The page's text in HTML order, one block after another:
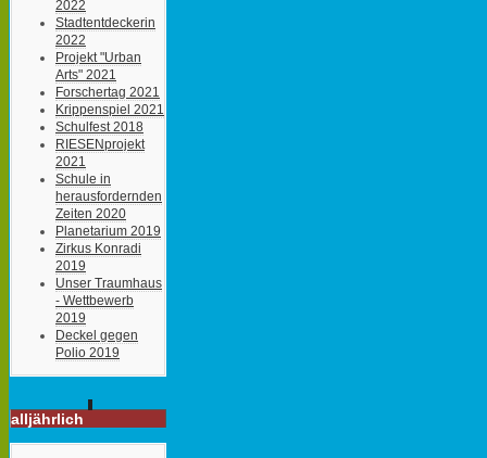
2022
Stadtentdeckerin
2022
Projekt "Urban
Arts" 2021
Forschertag 2021
Krippenspiel 2021
Schulfest 2018
RIESENprojekt
2021
Schule in
herausfordernden
Zeiten 2020
Planetarium 2019
Zirkus Konradi
2019
Unser Traumhaus
- Wettbewerb
2019
Deckel gegen
Polio 2019
alljährlich